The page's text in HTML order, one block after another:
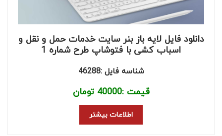
دانلود فایل لایه باز بنر سایت خدمات حمل و نقل و
اسباب کشی با فتوشاپ طرح شماره 1
شناسه فایل :46288
قیمت :40000 تومان
اطلاعات بیشتر